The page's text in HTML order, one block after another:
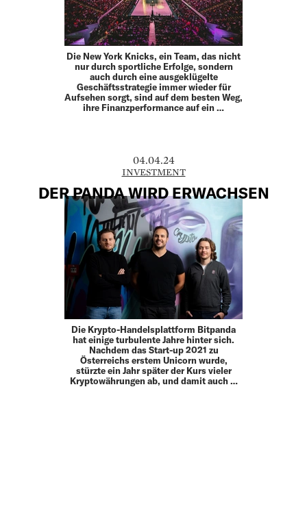
Die New York Knicks, ein Team, das nicht
nur durch sportliche Erfolge, sondern
auch durch eine ausgeklügelte
Geschäftsstrategie immer wieder für
Aufsehen sorgt, sind auf dem besten Weg,
ihre Finanzperformance auf ein …
04.04.24
INVESTMENT
DER PANDA WIRD ERWACHSEN
Die Krypto-Handelsplattform Bitpanda
hat einige turbulente Jahre hinter sich.
Nachdem das Start-up 2021 zu
Österreichs erstem Unicorn wurde,
stürzte ein Jahr später der Kurs vieler
Kryptowährungen ab, und damit auch …